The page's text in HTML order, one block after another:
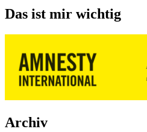
Das ist mir wichtig
Archiv